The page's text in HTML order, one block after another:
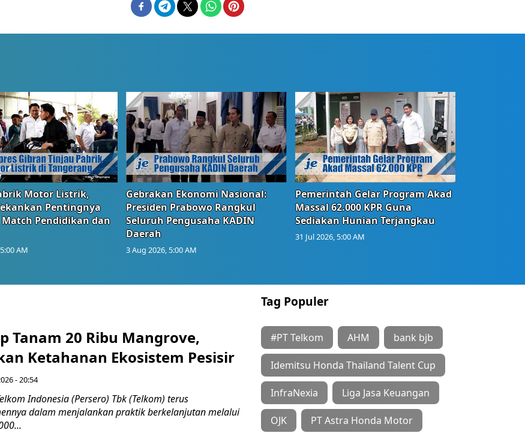
Motor Listrik,
Pentingnya
Pendidikan dan
AM
Gebrakan Ekonomi Nasional:
Presiden Prabowo Rangkul
Seluruh Pengusaha KADIN
Daerah
3 Aug 2026, 5:00 AM
Pemerintah Gelar Program Akad
Massal 62.000 KPR Guna
Sediakan Hunian Terjangkau
31 Jul 2026, 5:00 AM
Tanam 20 Ribu Mangrove,
Ketahanan Ekosistem Pesisir
- 20:54
Indonesia (Persero) Tbk (Telkom) terus
dalam menjalankan praktik berkelanjutan melalui
Tag Populer
#PT Telkom AHM bank bjb
Idemitsu Honda Thailand Talent Cup
InfraNexia Liga Jasa Keuangan
OJK PT Astra Honda Motor